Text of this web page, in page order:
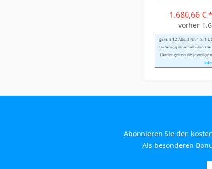
1.680,66 € *
vorher
gem. § 12 Abs. 3 Nr. 1 S. 1
Lieferung innerhalb von
Länder gelten die jeweiligen
Abonnieren Sie den
Als besonderen